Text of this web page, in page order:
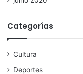
Categorías
Cultura
Deportes